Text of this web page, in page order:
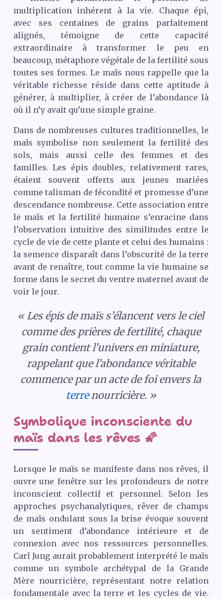
multiplication inhérent à la vie. Chaque épi,
avec ses centaines de grains parfaitement
alignés, témoigne de cette capacité
extraordinaire à transformer le peu en
beaucoup, métaphore végétale de la fertilité sous
toutes ses formes. Le maïs nous rappelle que la
véritable richesse réside dans cette aptitude à
générer, à multiplier, à créer de l’abondance là
où il n’y avait qu’une simple graine.
Dans de nombreuses cultures traditionnelles, le
maïs symbolise non seulement la fertilité des
sols, mais aussi celle des femmes et des
familles. Les épis doubles, relativement rares,
étaient souvent offerts aux jeunes mariées
comme talisman de fécondité et promesse d’une
descendance nombreuse. Cette association entre
le maïs et la fertilité humaine s’enracine dans
l’observation intuitive des similitudes entre le
cycle de vie de cette plante et celui des humains :
la semence disparaît dans l’obscurité de la terre
avant de renaître, tout comme la vie humaine se
forme dans le secret du ventre maternel avant de
voir le jour.
« Les épis de maïs s’élancent vers le ciel
comme des prières de fertilité, chaque
grain contient l’univers en miniature,
rappelant que l’abondance véritable
commence par un acte de foi envers la
terrenourricière. »
Symbolique inconsciente du
maïs dans les rêves 🌠
Lorsque le maïs se manifeste dans nos rêves, il
ouvre une fenêtre sur les profondeurs de notre
inconscient collectif et personnel. Selon les
approches psychanalytiques, rêver de champs
de maïs ondulant sous la brise évoque souvent
un sentiment d’abondance intérieure et de
connexion avec nos ressources personnelles.
Carl Jung aurait probablement interprété le maïs
comme un symbole archétypal de la Grande
Mère nourricière, représentant notre relation
fondamentale avec la terre et les cycles de vie.